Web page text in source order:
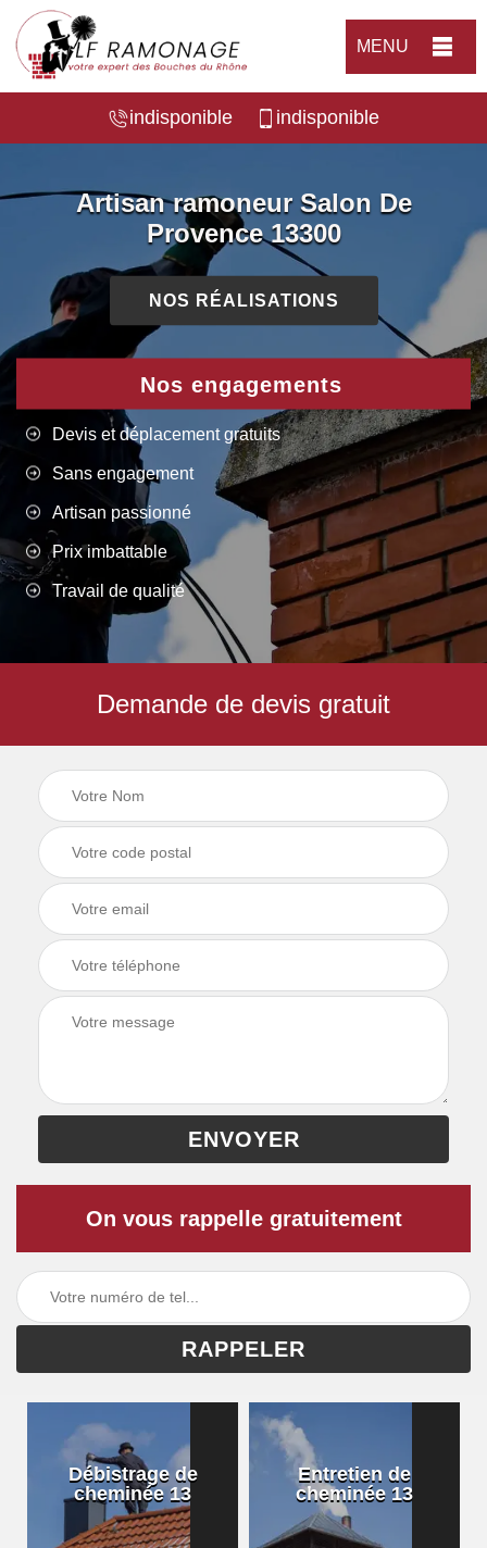
MENU
indisponible indisponible
Artisan ramoneur Salon De
Provence 13300
NOS RÉALISATIONS
Nos engagements
Devis et déplacement gratuits
Sans engagement
Artisan passionné
Prix imbattable
Travail de qualité
Demande de devis gratuit
On vous rappelle gratuitement
Débistrage de
cheminée 13
Entretien de
cheminée 13